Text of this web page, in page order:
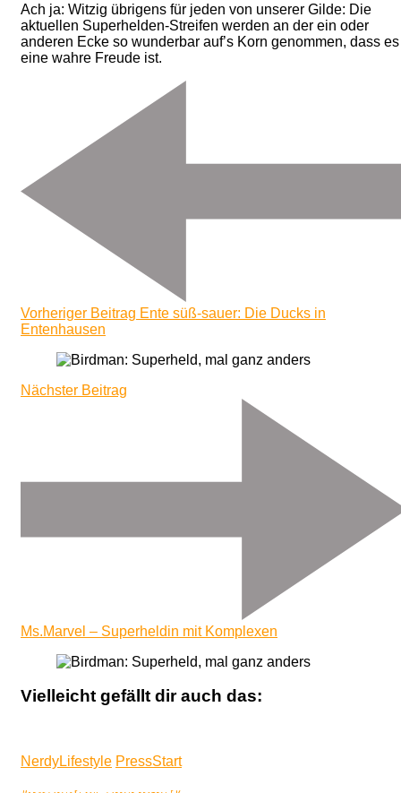
Ach ja: Witzig übrigens für jeden von unserer Gilde: Die
aktuellen Superhelden-Streifen werden an der ein oder
anderen Ecke so wunderbar auf’s Korn genommen, dass es
eine wahre Freude ist.
Beitragsnavigation
Vorheriger Beitrag Ente süß-sauer: Die Ducks in
Entenhausen
Nächster Beitrag
Ms.Marvel – Superheldin mit Komplexen
Vielleicht gefällt dir auch das:
NerdyLifestyle PressStart